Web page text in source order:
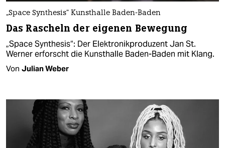
„Space Synthesis“ Kunsthalle Baden-Baden
Das Rascheln der eigenen Bewegung
„Space Synthesis“: Der Elektronikproduzent Jan St.
Werner erforscht die Kunsthalle Baden-Baden mit Klang.
Von Julian Weber